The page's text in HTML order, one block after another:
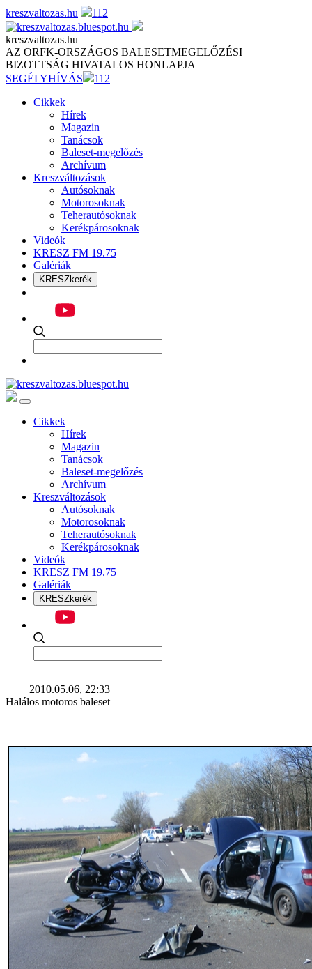
Skip
to
content
kreszvaltozas.hu 112
kreszvaltozas.hu
AZ ORFK-ORSZÁGOS BALESETMEGELŐZÉSI
BIZOTTSÁG HIVATALOS HONLAPJA
SEGÉLYHÍVÁS
112
Cikkek
Hírek
Magazin
Tanácsok
Baleset-megelőzés
Archívum
Kreszváltozások
Autósoknak
Motorosoknak
Teherautósoknak
Kerékpárosoknak
Videók
KRESZ FM 19.75
Galériák
KRESZkerék
Cikkek
Hírek
Magazin
Tanácsok
Baleset-megelőzés
Archívum
Kreszváltozások
Autósoknak
Motorosoknak
Teherautósoknak
Kerékpárosoknak
Videók
KRESZ FM 19.75
Galériák
KRESZkerék
2010.05.06, 22:33
Halálos motoros baleset